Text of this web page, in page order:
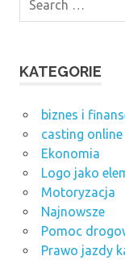
KATEGORIE
biznes i
casting online
Ekonomia
Logo jako
Motoryzacja
Najnowsze
Pomoc
Prawo jazdy